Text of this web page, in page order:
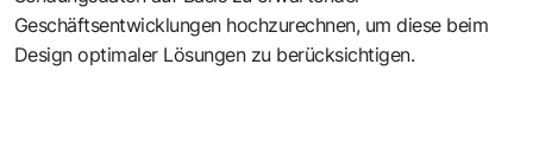
Geschäftsentwicklungen hochzurechnen, um diese beim
Design optimaler Lösungen zu berücksichtigen.